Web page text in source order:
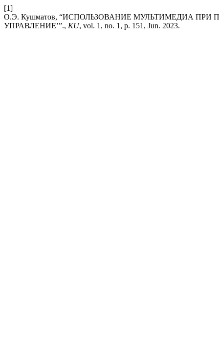
[1]
О.Э. Кушматов, “ИСПОЛЬЗОВАНИЕ МУЛЬТИМЕДИА
УПРАВЛЕНИЕ’”., KU, vol. 1, no. 1, p. 151, Jun. 2023.